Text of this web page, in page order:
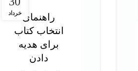
خرداد
راهنمای
انتخاب کتاب
برای هدیه
دادن